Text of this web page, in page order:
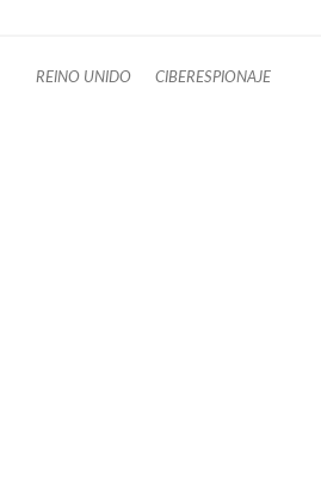
REINO UNIDO CIBERESPIONAJE